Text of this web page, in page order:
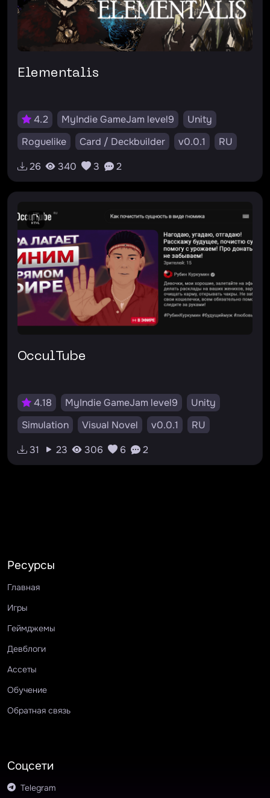
Elementalis
4.2 MyIndie GameJam level9
Unity
Roguelike
Card / Deckbuilder v0.0.1
RU
#лес
#roguelike #cards
26 340 3 2
OcculTube
4.18 MyIndie GameJam level9
Unity
Simulation
Visual Novel v0.0.1
RU
#оккультизм
#инди #симулятор
31 23 306 6 2
Ресурсы
Главная
Игры
Геймджемы
Девблоги
Ассеты
Обучение
Обратная связь
Соцсети
Telegram